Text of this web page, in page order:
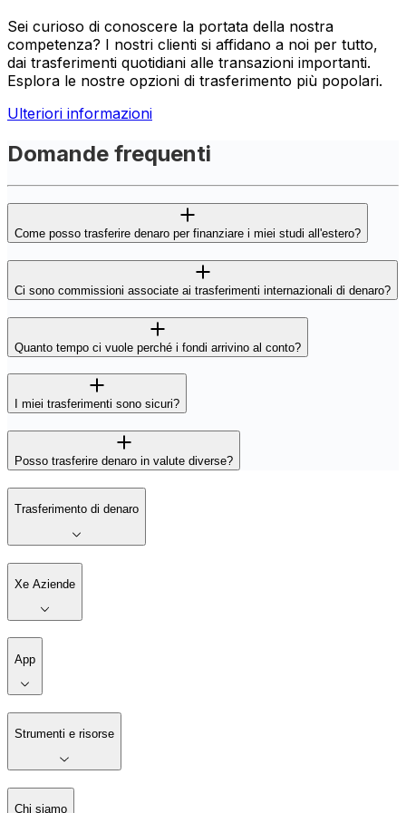
Sei curioso di conoscere la portata della nostra
competenza? I nostri clienti si affidano a noi per tutto,
dai trasferimenti quotidiani alle transazioni importanti.
Esplora le nostre opzioni di trasferimento più popolari.
Ulteriori informazioni
Domande frequenti
Come posso trasferire denaro per finanziare i miei studi all'estero?
Ci sono commissioni associate ai trasferimenti internazionali di denaro?
Quanto tempo ci vuole perché i fondi arrivino al conto?
I miei trasferimenti sono sicuri?
Posso trasferire denaro in valute diverse?
Trasferimento di denaro
Xe Aziende
App
Strumenti e risorse
Chi siamo